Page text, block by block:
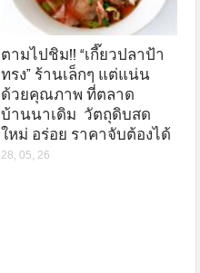
ตามไปชิม!! “เกี๊ยวปลาป้า
ทรง” ร้านเล็กๆ แต่แน่น
ด้วยคุณภาพ ที่ตลาด
บ้านนาเดิม วัตถุดิบสด
ใหม่ อร่อย ราคาจับต้องได้
28, 05, 26